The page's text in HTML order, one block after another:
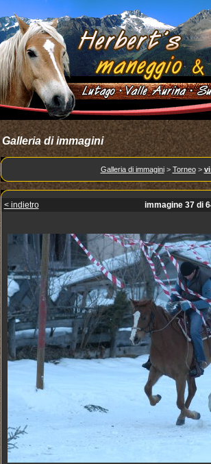
Galleria di immagini
Galleria di immagini> Torneo>
< indietro immagine 37 di